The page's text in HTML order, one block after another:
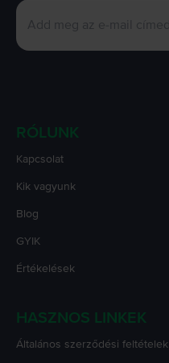
RÓLUNK
Kapcsolat
Kik vagyunk
Blog
GYIK
Értékelések
HASZNOS LINKEK
Általános szerződési feltételek